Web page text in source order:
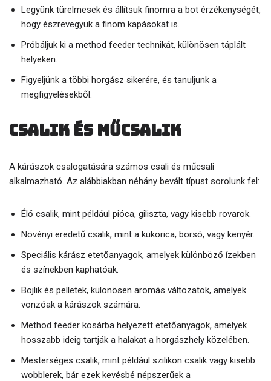
Legyünk türelmesek és állítsuk finomra a bot érzékenységét,
hogy észrevegyük a finom kapásokat is.
Próbáljuk ki a method feeder technikát, különösen táplált
helyeken.
Figyeljünk a többi horgász sikerére, és tanuljunk a
megfigyelésekből.
Csalik és műcsalik
A kárászok csalogatására számos csali és műcsali
alkalmazható. Az alábbiakban néhány bevált típust sorolunk fel:
Élő csalik, mint például pióca, giliszta, vagy kisebb rovarok.
Növényi eredetű csalik, mint a kukorica, borsó, vagy kenyér.
Speciális kárász etetőanyagok, amelyek különböző ízekben
és színekben kaphatóak.
Bojlik és pelletek, különösen aromás változatok, amelyek
vonzóak a kárászok számára.
Method feeder kosárba helyezett etetőanyagok, amelyek
hosszabb ideig tartják a halakat a horgászhely közelében.
Mesterséges csalik, mint például szilikon csalik vagy kisebb
wobblerek, bár ezek kevésbé népszerűek a